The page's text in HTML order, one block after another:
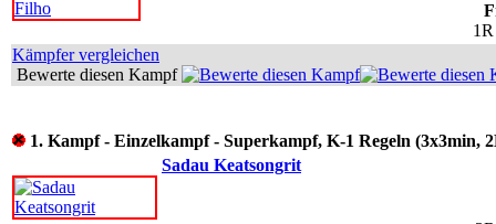
Kämpfer vergleichen
Bewerte diesen Kampf
1. Kampf - Einzelkampf - Superkampf, K-1 Regeln (3x3min,
Sadau Keatsongrit